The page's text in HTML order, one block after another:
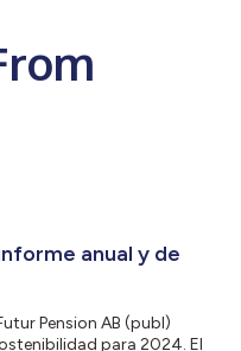
anual y de
Pension AB (publ)
para 2024. El